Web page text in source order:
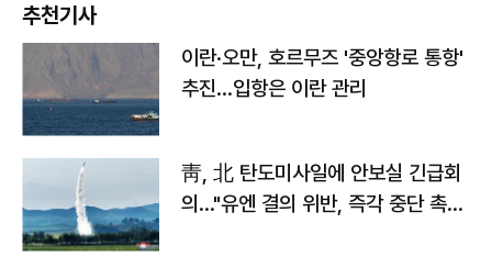
추천기사
이란·오만, 호르무즈 '중앙항로 통항'
추진…입항은 이란 관리
靑, 北 탄도미사일에 안보실 긴급회
의…"유엔 결의 위반, 즉각 중단 촉